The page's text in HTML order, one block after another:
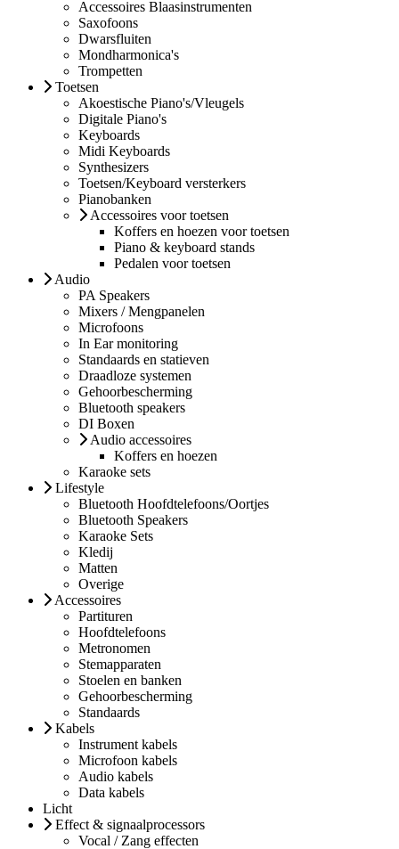
Accessoires Blaasinstrumenten
Saxofoons
Dwarsfluiten
Mondharmonica's
Trompetten
Toetsen
Akoestische Piano's/Vleugels
Digitale Piano's
Keyboards
Midi Keyboards
Synthesizers
Toetsen/Keyboard versterkers
Pianobanken
Accessoires voor toetsen
Koffers en hoezen voor toetsen
Piano & keyboard stands
Pedalen voor toetsen
Audio
PA Speakers
Mixers / Mengpanelen
Microfoons
In Ear monitoring
Standaards en statieven
Draadloze systemen
Gehoorbescherming
Bluetooth speakers
DI Boxen
Audio accessoires
Koffers en hoezen
Karaoke sets
Lifestyle
Bluetooth Hoofdtelefoons/Oortjes
Bluetooth Speakers
Karaoke Sets
Kledij
Matten
Overige
Accessoires
Partituren
Hoofdtelefoons
Metronomen
Stemapparaten
Stoelen en banken
Gehoorbescherming
Standaards
Kabels
Instrument kabels
Microfoon kabels
Audio kabels
Data kabels
Licht
Effect & signaalprocessors
Vocal / Zang effecten